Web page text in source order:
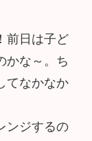
前日は子ど
かな～。ち
てなかなか
ンジするの